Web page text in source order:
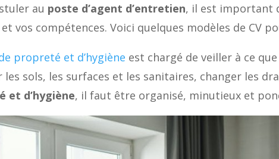
au poste d’agent d’entretien, il est important
vos compétences. Voici quelques modèles de CV
propreté et d’hygiène est chargé de veiller à ce
les sols, les surfaces et les sanitaires, changer les
et d’hygiène, il faut être organisé, minutieux et